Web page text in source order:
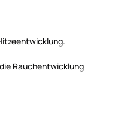
Rauchentwicklung